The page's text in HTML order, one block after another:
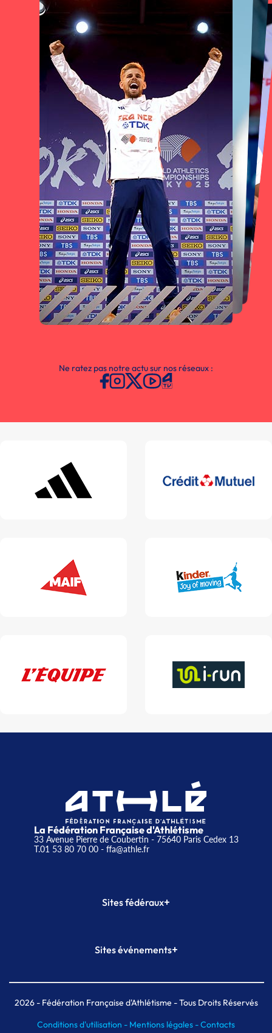
Ne ratez pas notre actu sur nos réseaux :
La Fédération Française d'Athlétisme
33 Avenue Pierre de Coubertin - 75640 Paris Cedex 13
T.01 53 80 70 00- ffa@athle.fr
Sites fédéraux+
Plateforme Formation
Sites événements+
Meeting de Paris indoor
MAIF Ekiden de Paris
2026- Fédération Française d'Athlétisme - Tous Droits Réservés
Conditions d'utilisation - Mentions légales -Contacts